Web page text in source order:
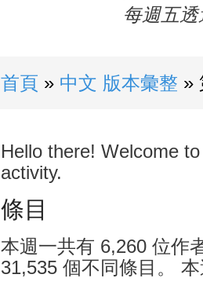
每週五
首頁 中文 版本彙整
Hello there! Welcome
activity.
條目
本週一共有 6,260 位作
31,535 個不同條目。